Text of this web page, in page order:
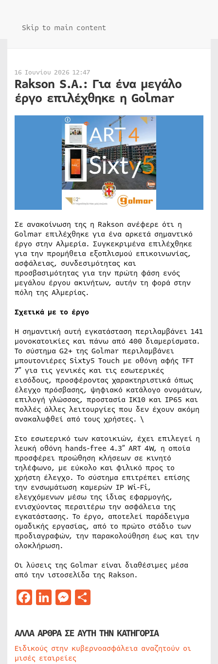
Skip to main content
16 Ιουνίου 2026 12:47
Rakson S.A.: Για ένα μεγάλο
έργο επιλέχθηκε η Golmar
Σε ανακοίνωση της η Rakson ανέφερε ότι η
Golmar επιλέχθηκε για ένα αρκετά σημαντικό
έργο στην Αλμερία. Συγκεκριμένα επιλέχθηκε
για την προμήθεια εξοπλισμού επικοινωνίας,
ασφάλειας, συνδεσιμότητας και
προσβασιμότητας για την πρώτη φάση ενός
μεγάλου έργου ακινήτων, αυτήν τη φορά στην
πόλη της Αλμερίας.
Σχετικά με το έργο
Η σημαντική αυτή εγκατάσταση περιλαμβάνει 141
μονοκατοικίες και πάνω από 400 διαμερίσματα.
Το σύστημα G2+ της Golmar περιλαμβάνει
μπουτονιέρες Sixty5 Touch με οθόνη αφής TFT
7″ για τις γενικές και τις εσωτερικές
εισόδους, προσφέροντας χαρακτηριστικά όπως
έλεγχο πρόσβασης, ψηφιακό κατάλογο ονομάτων,
επιλογή γλώσσας, προστασία IK10 και IP65 και
πολλές άλλες λειτουργίες που δεν έχουν ακόμη
ανακαλυφθεί από τους χρήστες. \
Στο εσωτερικό των κατοικιών, έχει επιλεγεί η
λευκή οθόνη hands-free 4.3″ ART 4W, η οποία
προσφέρει προώθηση κλήσεων σε κινητό
τηλέφωνο, με εύκολο και φιλικό προς το
χρήστη έλεγχο. Το σύστημα επιτρέπει επίσης
την ενσωμάτωση καμερών IP Wi-Fi,
ελεγχόμενων μέσω της ίδιας εφαρμογής,
ενισχύοντας περαιτέρω την ασφάλεια της
εγκατάστασης. Το έργο, αποτελεί παράδειγμα
ομαδικής εργασίας, από το πρώτο στάδιο των
προδιαγραφών, την παρακολούθηση έως και την
ολοκλήρωση.
Οι λύσεις της Golmar είναι διαθέσιμες μέσα
από την ιστοσελίδα της Rakson.
Facebook
LinkedIn
Messenger
ΑΛΛΑ ΑΡΘΡΑ ΣΕ ΑΥΤΗ ΤΗΝ ΚΑΤΗΓΟΡΙΑ
Ειδικούς στην κυβερνοασφάλεια αναζητούν οι
μισές εταιρείες